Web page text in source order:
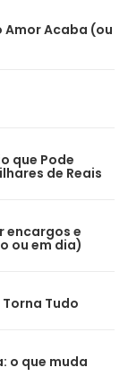
Amor Acaba (ou
que Pode
de Reais
encargos e
ou em dia)
Tudo
o que muda